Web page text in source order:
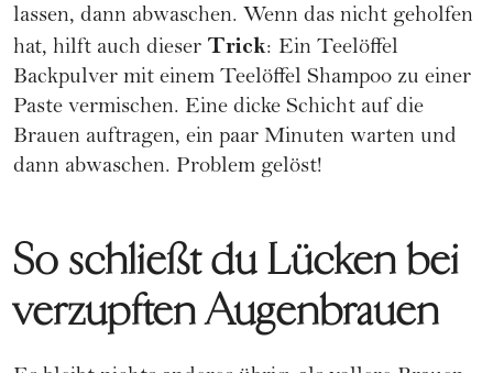
lassen, dann abwaschen. Wenn das nicht geholfen
hat, hilft auch dieser Trick: Ein Teelöffel
Backpulver mit einem Teelöffel Shampoo zu einer
Paste vermischen. Eine dicke Schicht auf die
Brauen auftragen, ein paar Minuten warten und
dann abwaschen. Problem gelöst!
So schließt du Lücken bei
verzupften Augenbrauen